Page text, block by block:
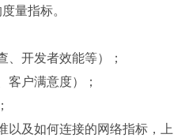
量指标。
、开发者效能等）；
客户满意度）；
以及如何连接的网络指标，上